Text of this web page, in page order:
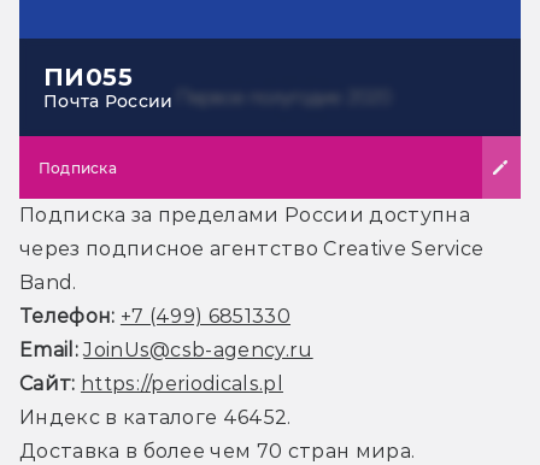
ПИ055
Почта России
Подписка
Подписка за пределами России доступна
через подписное агентство Creative Service
Band.
Телефон: +7 (499) 6851330
Email: JoinUs@csb-agency.ru
Сайт: https://periodicals.pl
Индекс в каталоге 46452.
Доставка в более чем 70 стран мира.